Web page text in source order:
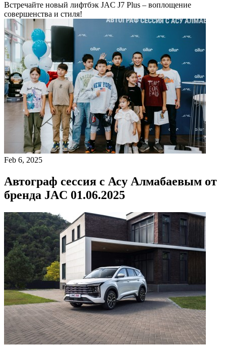
Встречайте новый лифтбэк JAC J7 Plus – воплощение
совершенства и стиля!
Feb 6, 2025
Автограф сессия с Асу Алмабаевым от
бренда JAC 01.06.2025